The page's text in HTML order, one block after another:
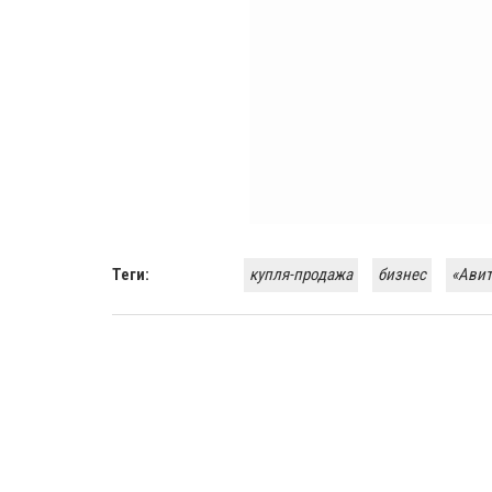
Теги: купля-продажа бизнес